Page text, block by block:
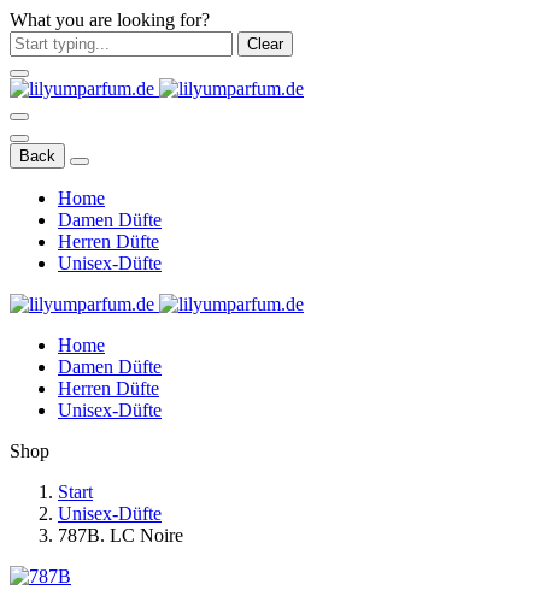
What you are looking for?
Clear
Back
Home
Damen Düfte
Herren Düfte
Unisex-Düfte
Home
Damen Düfte
Herren Düfte
Unisex-Düfte
Shop
Start
Unisex-Düfte
787B. LC Noire